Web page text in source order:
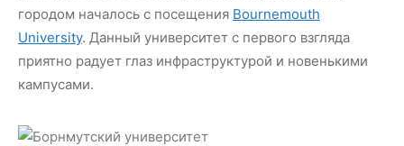
городом началось с посещения Bournemouth
University. Данный университет с первого взгляда
приятно радует глаз инфраструктурой и новенькими
кампусами.